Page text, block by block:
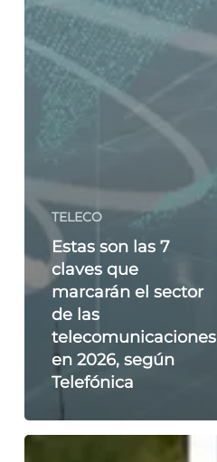
TELECO
Estas son las 7
claves que
marcarán el sector
de las
telecomunicaciones
en 2026, según
Telefónica